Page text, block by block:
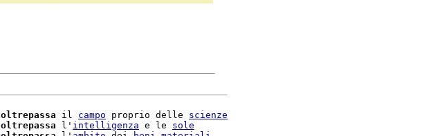
oltrepassa il campo proprio delle scienze
oltrepassa l' intelligenza e le sole